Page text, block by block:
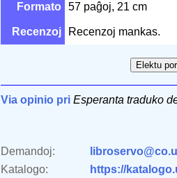
Formato 57 paĝoj, 21 cm
Recenzoj Recenzoj mankas.
Via opinio pri Esperanta traduko
Demandoj:
Katalogo:
https://